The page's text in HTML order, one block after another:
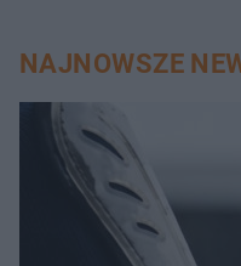
NAJNOWSZE